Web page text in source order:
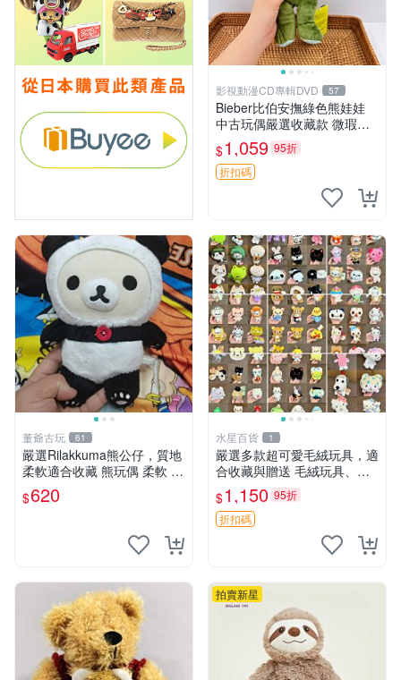
影視動漫CD專輯DVD 57
Bieber比伯安撫綠色熊娃娃
中古玩偶嚴選收藏款 微瑕輕
度使用 Bieber綠熊娃娃 中古
玩偶 微瑕
$1,059 95折
折扣碼
董爺古玩 61
嚴選Rilakkuma熊公仔，質地
柔軟適合收藏 熊玩偶 柔軟 公
仔 收藏
$620
水星百貨 1
嚴選多款超可愛毛絨玩具，適
合收藏與贈送 毛絨玩具、抱
枕、公仔
$1,150 95折
折扣碼
拍賣新星